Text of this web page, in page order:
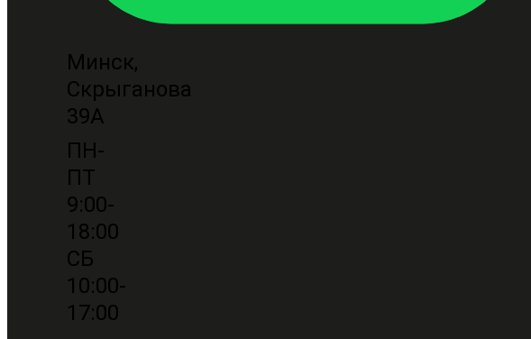
Минск,
Скрыганова
39А
ПН-
ПТ
9:00-
18:00
СБ
10:00-
17:00